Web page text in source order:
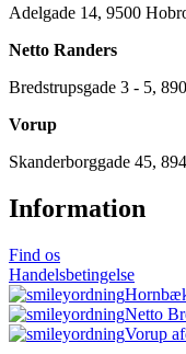
Adelgade 14, 9500
Netto Randers
Bredstrupsgade 3 - 5,
Vorup
Skanderborggade 45,
Information
Find os
Handelsbetingelse
Netto
Vorup